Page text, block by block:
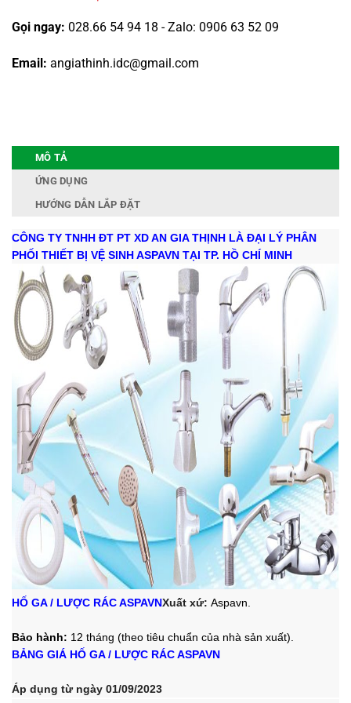
Gọi ngay: 028.66 54 94 18 - Zalo: 0906 63 52 09
Email: angiathinh.idc@gmail.com
MÔ TẢ
ỨNG DỤNG
HƯỚNG DẪN LẮP ĐẶT
CÔNG TY TNHH ĐT PT XD AN GIA THỊNH LÀ ĐẠI LÝ PHÂN
PHỐI THIẾT BỊ VỆ SINH ASPAVN TẠI TP. HỒ CHÍ MINH
HỐ GA / LƯỢC RÁC ASPAVNXuất xứ: Aspavn.
Bảo hành: 12 tháng (theo tiêu chuẩn của nhà sản xuất).
BẢNG GIÁ HỐ GA / LƯỢC RÁC ASPAVN
Áp dụng từ ngày 01/09/2023